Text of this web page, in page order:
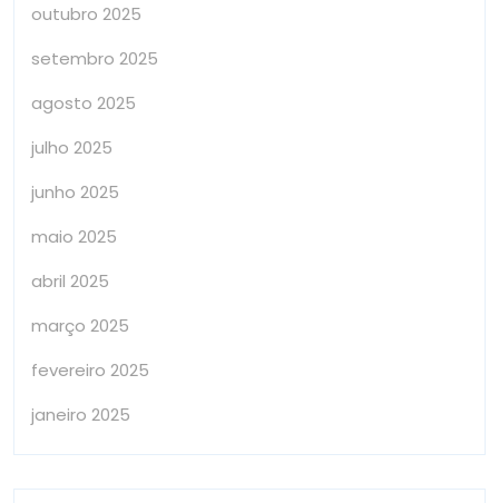
outubro 2025
setembro 2025
agosto 2025
julho 2025
junho 2025
maio 2025
abril 2025
março 2025
fevereiro 2025
janeiro 2025